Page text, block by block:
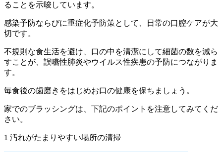
ることを示唆しています。
感染予防ならびに重症化予防策として、日常の口腔ケアが大
切です。
不規則な食生活を避け、口の中を清潔にして細菌の数を減ら
すことが、誤嚥性肺炎やウイルス性疾患の予防につながりま
す。
毎食後の歯磨きをはじめお口の健康を保ちましょう。
家でのブラッシングは、下記のポイントを注意してみてくだ
さい。
1 汚れがたまりやすい場所の清掃